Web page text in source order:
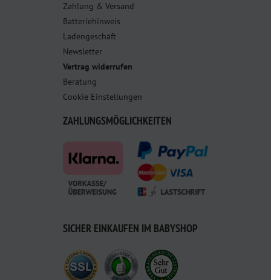
Zahlung & Versand
Batteriehinweis
Ladengeschäft
Newsletter
Vertrag widerrufen
Beratung
Cookie Einstellungen
ZAHLUNGSMÖGLICHKEITEN
SICHER EINKAUFEN IM BABYSHOP